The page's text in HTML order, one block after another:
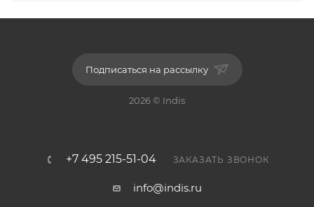
Подписаться на рассылку
2026 © Indis
+7 495 215-51-04 ЗАКАЗАТЬ ЗВОНОК
info@indis.ru